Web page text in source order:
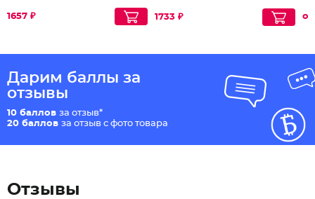
PROTEINS
1657 ₽ 1733 ₽ от
Дарим баллы за
отзывы
10 баллов за отзыв*
20 баллов за отзыв с фото товара
Отзывы